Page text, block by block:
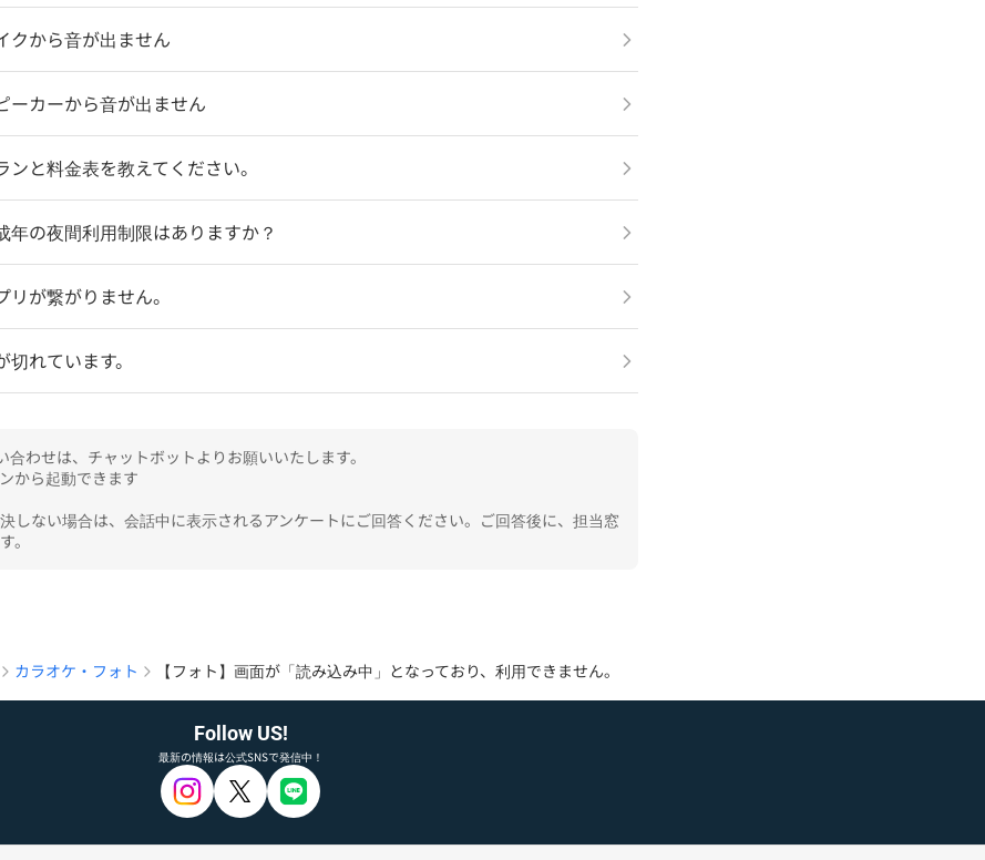
クから音が出ません
ーカーから音が出ません
ンと料金表を教えてください。
年の夜間利用制限はありますか？
リが繋がりません。
切れています。
わせは、チャットボットよりお願いいたします。
から起動できます
しない場合は、会話中に表示されるアンケートにご回答ください。ご回答後に、担当窓
。
カラオケ・フォト 【フォト】画面が「読み込み中」となっており、利用できません。
Follow US!
最新の情報は公式SNSで発信中！